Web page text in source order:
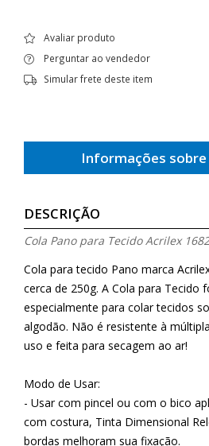
Avaliar produto
Perguntar ao vendedor
Simular frete deste item
Informações
DESCRIÇÃO
Cola Pano para Tecido Acrilex
Cola para tecido Pano marca
cerca de 250g. A Cola para Tecido
especialmente para colar tecidos
algodão. Não é resistente à
uso e feita para secagem ao ar!
Modo de Usar:
- Usar com pincel ou com o bico
com costura, Tinta Dimensional
bordas melhoram sua fixação.